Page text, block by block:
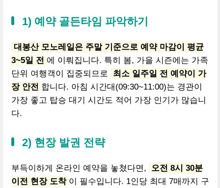
1) 예약 골든타임 파악하기
대봉산 모노레일은 주말 기준으로 예약 마감이 평균
3~5일 전 에 이뤄집니다. 특히 봄, 가을 시즌에는 가족
단위 여행객이 집중되므로
최소 일주일 전 예약이 가
장 안전 합니다. 아침 시간대(09:30~11:00)는 경관이
가장 좋고 탑승 대기 시간도 적어 가장 인기가 많습니
다.
2) 현장 발권 전략
부득이하게 온라인 예약을 놓쳤다면,
오전 8시 30분
이전 현장 도착 이 필수입니다. 1인당 최대 7매까지 구